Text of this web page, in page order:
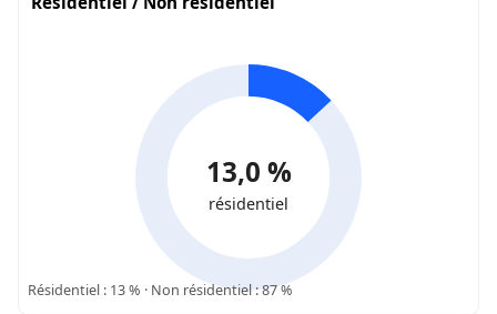
13,0 %
résidentiel
Résidentiel : 13 % · Non résidentiel : 87 %